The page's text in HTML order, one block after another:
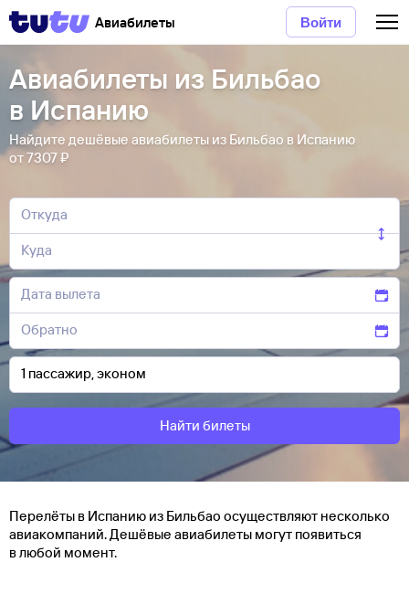
Авиабилеты Войти
Авиабилеты из Бильбао
в Испанию
Найдите дешёвые авиабилеты из Бильбао в Испанию
от 7307 ₽
Найти билеты
Перелёты в Испанию из Бильбао осуществляют несколько
авиакомпаний. Дешёвые авиабилеты могут появиться
в любой момент.